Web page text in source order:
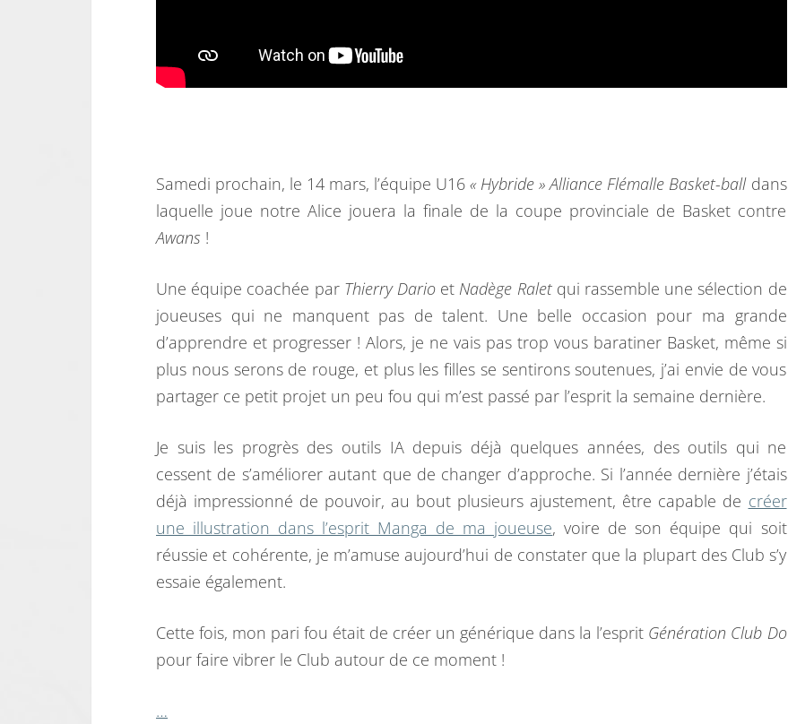
Samedi prochain, le 14 mars, l’équipe U16« Hybride » Alliance Flémalle Basket-balldans
laquelle joue notre Alice jouera la finale de la coupe provinciale de Basket contre
Awans !
Une équipe coachée par Thierry Darioet Nadège Raletqui rassemble une sélection de
joueuses qui ne manquent pas de talent. Une belle occasion pour ma grande
d’apprendre et progresser ! Alors, je ne vais pas trop vous baratiner Basket, même si
plus nous serons de rouge, et plus les filles se sentirons soutenues, j’ai envie de vous
partager ce petit projet un peu fou qui m’est passé par l’esprit la semaine dernière.
Je suis les progrès des outils IA depuis déjà quelques années, des outils qui ne
cessent de s’améliorer autant que de changer d’approche. Si l’année dernière j’étais
déjà impressionné de pouvoir, au bout plusieurs ajustement, être capable de créer
une illustration dans l’esprit Manga de ma joueuse, voire de son équipe qui soit
réussie et cohérente, je m’amuse aujourd’hui de constater que la plupart des Club s’y
essaie également.
Cette fois, mon pari fou était de créer un générique dans la l’esprit Génération Club Do
pour faire vibrer le Club autour de ce moment !
…